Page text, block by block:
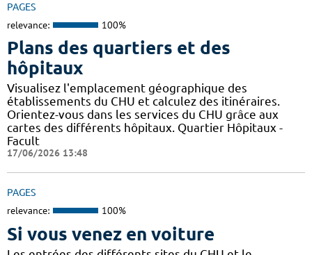
PAGES
relevance: 100%
Plans des quartiers et des
hôpitaux
Visualisez l'emplacement géographique des
établissements du CHU et calculez des itinéraires.
Orientez-vous dans les services du CHU grâce aux
cartes des différents hôpitaux. Quartier Hôpitaux -
Facult
17/06/2026 13:48
PAGES
relevance: 100%
Si vous venez en voiture